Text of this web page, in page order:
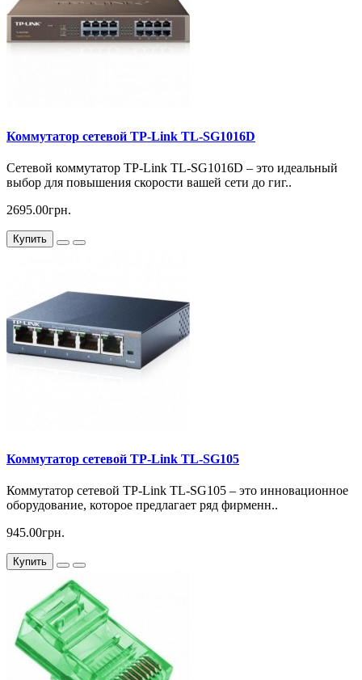
Коммутатор сетевой TP-Link TL-SG1016D
Сетевой коммутатор TP-Link TL-SG1016D – это идеальный
выбор для повышения скорости вашей сети до гиг..
2695.00грн.
Купить
Коммутатор сетевой TP-Link TL-SG105
Коммутатор сетевой TP-Link TL-SG105 – это инновационное
оборудование, которое предлагает ряд фирменн..
945.00грн.
Купить